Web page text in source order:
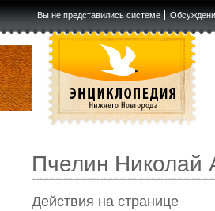
Вы не представились системе
Пчелин Николай
Действия на странице